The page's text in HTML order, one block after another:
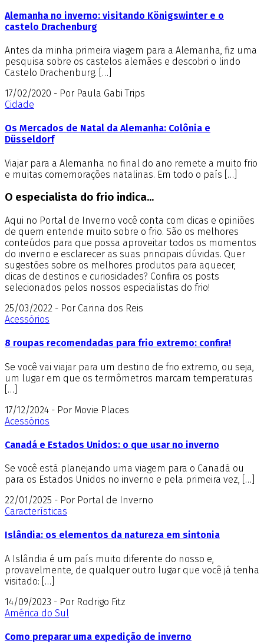
Alemanha no inverno: visitando Königswinter e o
castelo Drachenburg
Antes da minha primeira viagem para a Alemanha, fiz uma
pesquisa sobre os castelos alemães e descobri o lindo
Castelo Drachenburg. […]
17/02/2020 - Por Paula Gabi Trips
Cidade
Os Mercados de Natal da Alemanha: Colônia e
Düsseldorf
Viajar para a Alemanha no final do ano remete a muito frio
e muitas comemorações natalinas. Em todo o país […]
O especialista do frio indica...
Aqui no Portal de Inverno você conta com dicas e opiniões
de quem entende muito sobre o frio. São os melhores
conteúdos para que possa aproveitar todos os momentos
do inverno e esclarecer as suas principais dúvidas. Quer
sugestões sobre os melhores produtos para aquecer,
dicas de destinos e curiosidades? Confira os posts
selecionados pelos nossos especialistas do frio!
25/03/2022 - Por Carina dos Reis
Acessórios
8 roupas recomendadas para frio extremo: confira!
Se você vai viajar para um destino de frio extremo, ou seja,
um lugar em que os termômetros marcam temperaturas
[…]
17/12/2024 - Por Movie Places
Acessórios
Canadá e Estados Unidos: o que usar no inverno
Se você está planejando uma viagem para o Canadá ou
para os Estados Unidos no inverno e pela primeira vez, […]
22/01/2025 - Por Portal de Inverno
Características
Islândia: os elementos da natureza em sintonia
A Islândia é um país muito diferente do nosso e,
provavelmente, de qualquer outro lugar que você já tenha
visitado: […]
14/09/2023 - Por Rodrigo Fitz
América do Sul
Como preparar uma expedição de inverno